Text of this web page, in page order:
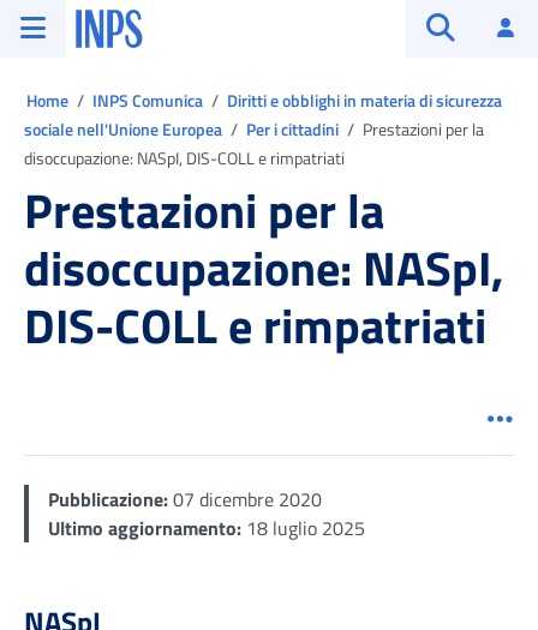
Vai al menu principale
Vai al contenuto principale
Vai al pie' di pagina
INPS ()
Home INPS Comunica
Diritti e obblighi in materia di sicurezza
sociale nell'Unione Europea
Per i cittadini
Prestazioni per la
disoccupazione: NASpI, DIS-COLL e rimpatriati
Prestazioni per la
disoccupazione: NASpI,
DIS-COLL e rimpatriati
Pubblicazione:07 dicembre 2020
Ultimo aggiornamento: 18 luglio 2025
NASpI